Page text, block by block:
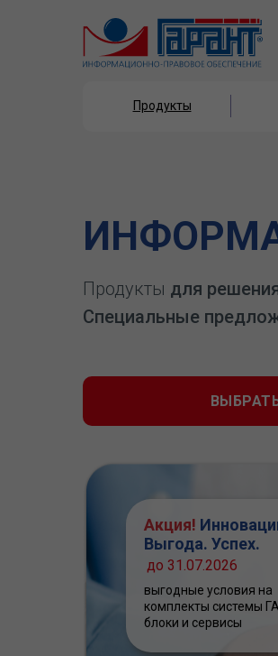
Продукты
Продукты для
Специальные
Акция!
Выгода. Успех.
выгодные условия на
комплекты системы
блоки и сервисы
до 31.07.2026